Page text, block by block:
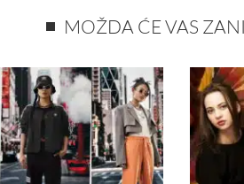
MOŽDA ĆE VAS